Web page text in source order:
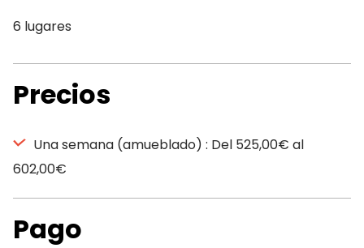
6 lugares
Precios
Una semana (amueblado) : Del 525,00€ al
602,00€
Pago